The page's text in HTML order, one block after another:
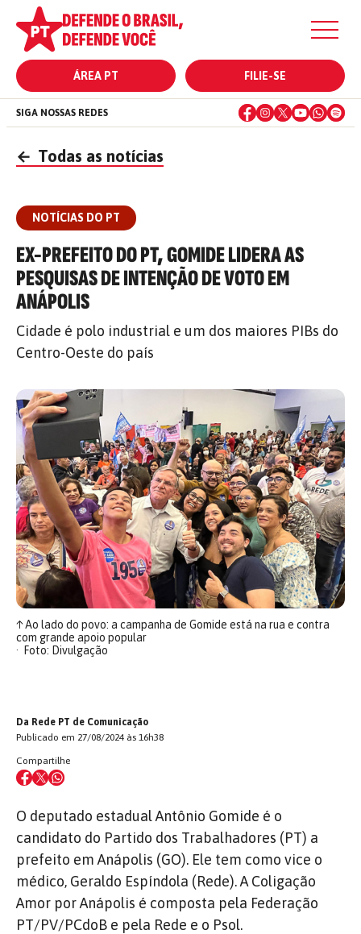
ÁREA PT FILIE-SE
SIGA NOSSAS REDES
← Todas as notícias
NOTÍCIAS DO PT
EX-PREFEITO DO PT, GOMIDE LIDERA AS
PESQUISAS DE INTENÇÃO DE VOTO EM
ANÁPOLIS
Cidade é polo industrial e um dos maiores PIBs do
Centro-Oeste do país
↑Ao lado do povo: a campanha de Gomide está na rua e contra
com grande apoio popular
Foto: Divulgação
Da Rede PT de Comunicação
Publicado em 27/08/2024 às 16h38
Compartilhe
O deputado estadual Antônio Gomide é o
candidato do Partido dos Trabalhadores (PT) a
prefeito em Anápolis (GO). Ele tem como vice o
médico, Geraldo Espíndola (Rede). A Coligação
Amor por Anápolis é composta pela Federação
PT/PV/PCdoB e pela Rede e o Psol.